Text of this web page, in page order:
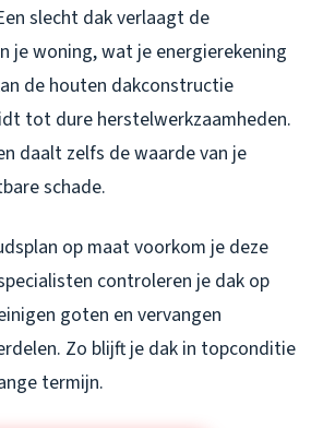
slecht dak verlaagt de
je woning, wat je energierekening
de houten dakconstructie
tot dure herstelwerkzaamheden.
daalt zelfs de waarde van je
schade.
op maat voorkom je deze
controleren je dak op
goten en vervangen
Zo blijft je dak in topconditie
termijn.